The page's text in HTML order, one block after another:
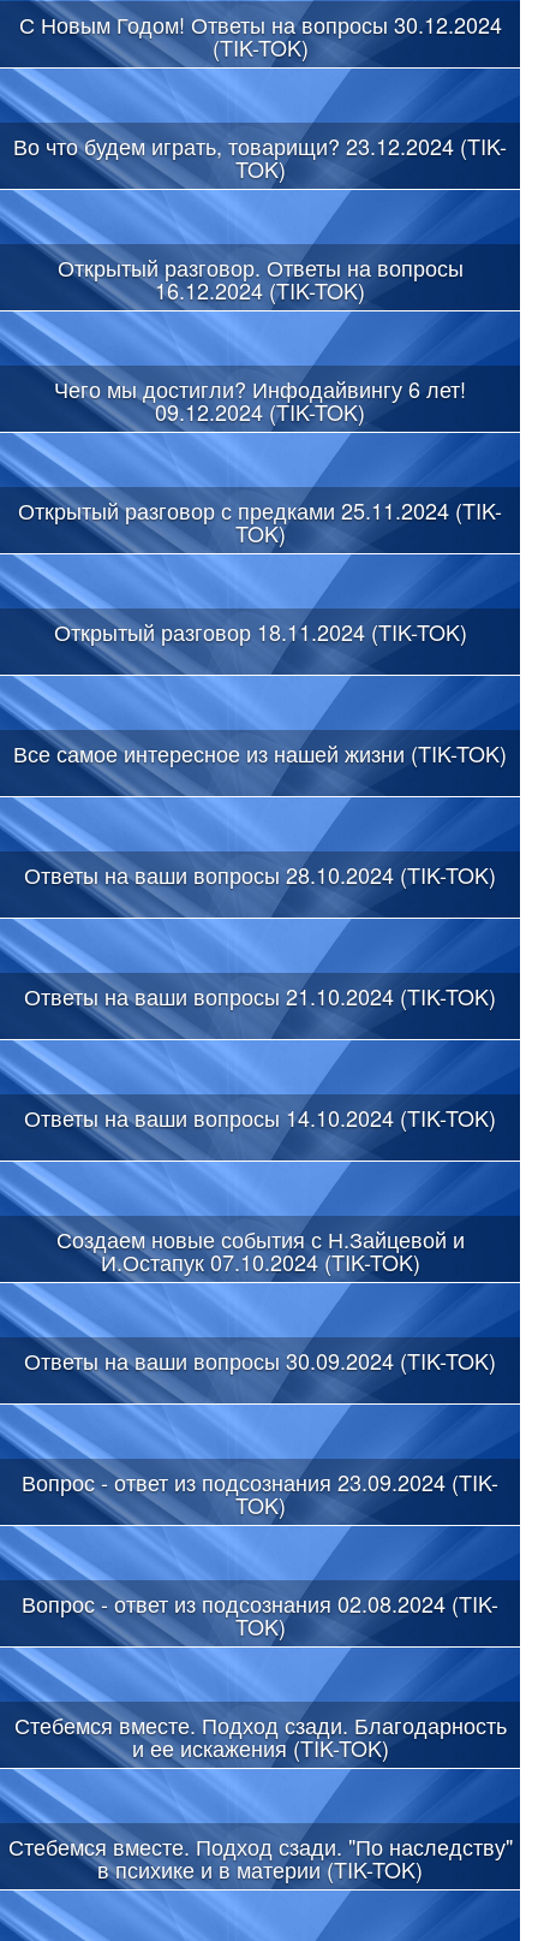
С Новым Годом! Ответы на вопросы 30.12.2024
(TIK-TOK)
Во что будем играть, товарищи? 23.12.2024 (TIK-
TOK)
Открытый разговор. Ответы на вопросы
16.12.2024 (TIK-TOK)
Чего мы достигли? Инфодайвингу 6 лет!
09.12.2024 (TIK-TOK)
Открытый разговор с предками 25.11.2024 (TIK-
TOK)
Открытый разговор 18.11.2024 (TIK-TOK)
Все самое интересное из нашей жизни (TIK-TOK)
Ответы на ваши вопросы 28.10.2024 (TIK-TOK)
Ответы на ваши вопросы 21.10.2024 (TIK-TOK)
Ответы на ваши вопросы 14.10.2024 (TIK-TOK)
Создаем новые события с Н.Зайцевой и
И.Остапук 07.10.2024 (TIK-TOK)
Ответы на ваши вопросы 30.09.2024 (TIK-TOK)
Вопрос - ответ из подсознания 23.09.2024 (TIK-
TOK)
Вопрос - ответ из подсознания 02.08.2024 (TIK-
TOK)
Стебемся вместе. Подход сзади. Благодарность
и ее искажения (TIK-TOK)
Стебемся вместе. Подход сзади. "По наследству"
в психике и в материи (TIK-TOK)